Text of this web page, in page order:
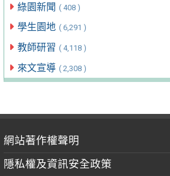
綠園新聞 ( 408 )
學生園地 ( 6,291 )
教師研習 ( 4,118 )
來文宣導 ( 2,308 )
網站著作權聲明
隱私權及資訊安全政策